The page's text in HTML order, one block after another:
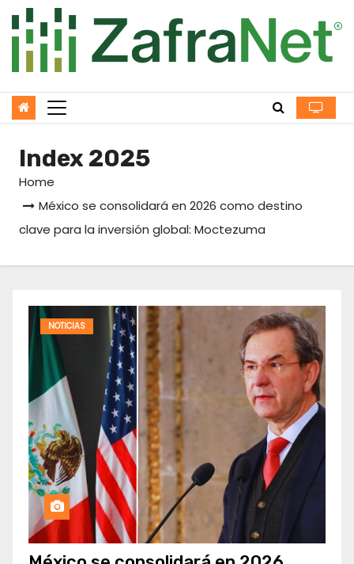
to
content
Index 2025
Home
México se consolidará en 2026 como destino
clave para la inversión global: Moctezuma
NOTICIAS